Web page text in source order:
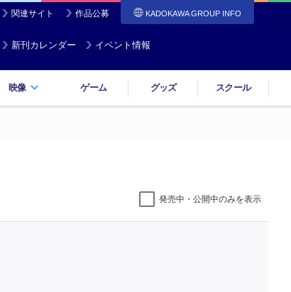
関連サイト 作品公募 KADOKAWA GROUP INFO
新刊カレンダー イベント情報
映像 ゲーム グッズ スクール
発売中・公開中のみを表示